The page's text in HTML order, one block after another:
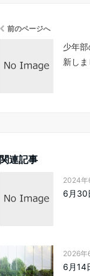
前のページへ
少年
新しま
関連記事
2024年
6月30
2026年
6月14